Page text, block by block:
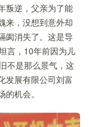
叛逆，父亲为了能
来，没想到意外却
阂消失了。这是导
言，10年前因为儿
不是那么景气，这
发展有限公司刘富
机会。